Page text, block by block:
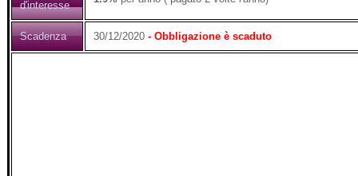
d'interesse
Scadenza 30/12/2020 - Obbligazione è scaduto